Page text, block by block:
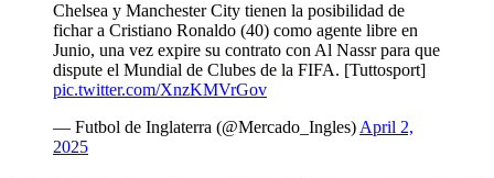
Chelsea y Manchester City tienen la posibilidad de
fichar a Cristiano Ronaldo (40) como agente libre en
Junio, una vez expire su contrato con Al Nassr para que
dispute el Mundial de Clubes de la FIFA. [Tuttosport]
pic.twitter.com/XnzKMVrGov
— Futbol de Inglaterra (@Mercado_Ingles) April 2,
2025